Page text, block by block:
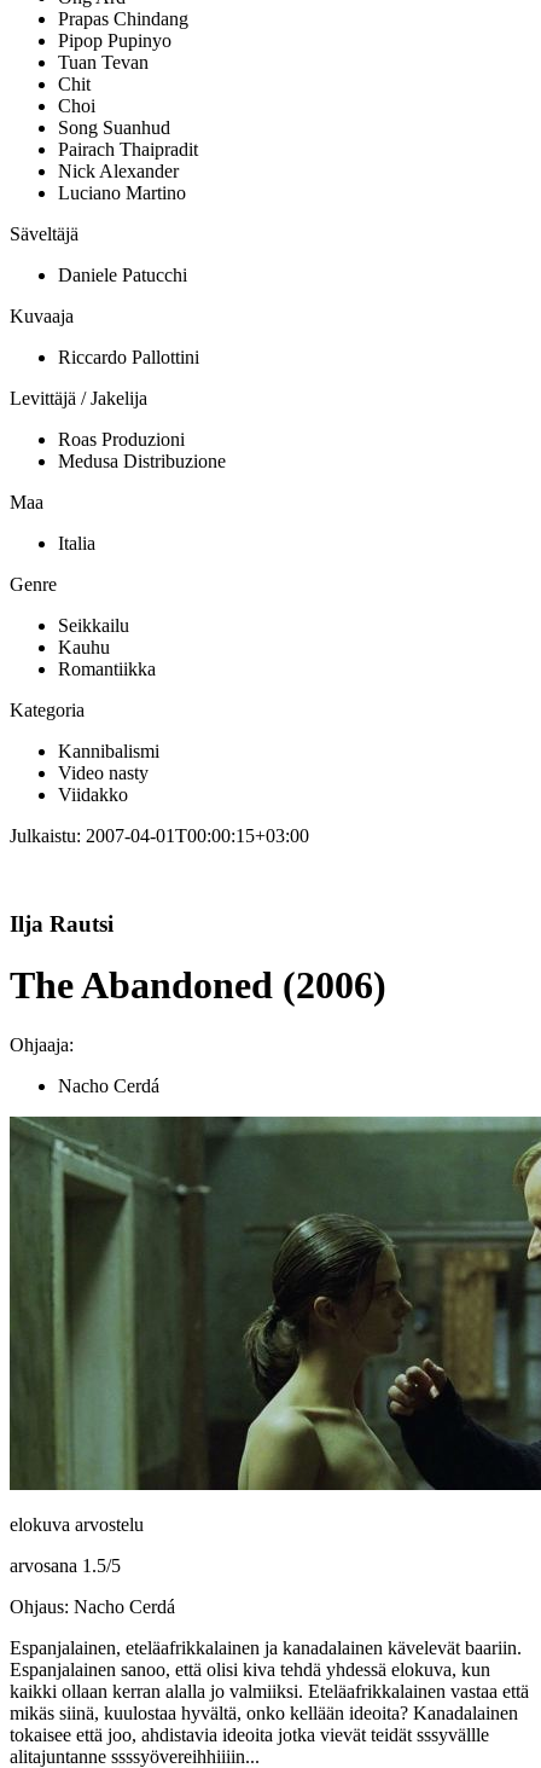
Prapas Chindang
Pipop Pupinyo
Tuan Tevan
Chit
Choi
Song Suanhud
Pairach Thaipradit
Nick Alexander
Luciano Martino
Säveltäjä
Daniele Patucchi
Kuvaaja
Riccardo Pallottini
Levittäjä / Jakelija
Roas Produzioni
Medusa Distribuzione
Maa
Italia
Genre
Seikkailu
Kauhu
Romantiikka
Kategoria
Kannibalismi
Video nasty
Viidakko
Julkaistu: 2007-04-01T00:00:15+03:00
Ilja Rautsi
The Abandoned (2006)
Ohjaaja:
Nacho Cerdá
elokuva arvostelu
arvosana 1.5/5
Ohjaus: Nacho Cerdá
Espanjalainen, eteläafrikkalainen ja kanadalainen kävelevät baariin.
Espanjalainen sanoo, että olisi kiva tehdä yhdessä elokuva, kun
kaikki ollaan kerran alalla jo valmiiksi. Eteläafrikkalainen vastaa että
mikäs siinä, kuulostaa hyvältä, onko kellään ideoita? Kanadalainen
tokaisee että joo, ahdistavia ideoita jotka vievät teidät sssyvällle
alitajuntanne ssssyövereihhiiiin...